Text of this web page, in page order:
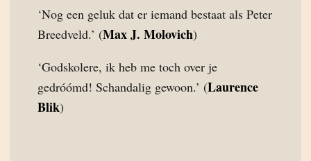
‘Nog een geluk dat er iemand bestaat als Peter
Breedveld.’ (Max J. Molovich)
‘Godskolere, ik heb me toch over je
gedróómd! Schandalig gewoon.’ (Laurence
Blik)